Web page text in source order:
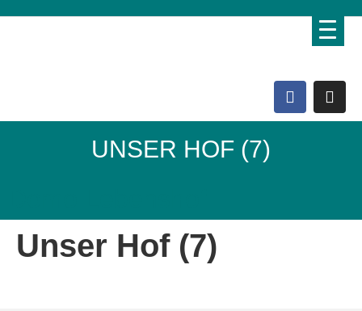
UNSER HOF (7)
Unser Hof (7)